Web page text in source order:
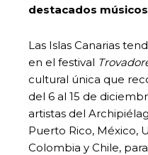
destacados
Las Islas Canarias
en el festival
cultural única que
del 6 al 15 de
artistas del
Puerto Rico, México,
Colombia y Chile,